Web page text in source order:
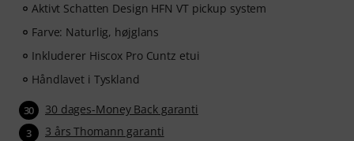
Aktivt Schatten Design HFN VT pickup system
Farve: Naturlig, højglans
Inkluderer Hiscox Pro Cuntz etui
Håndlavet i Tyskland
30 30 dages-Money Back garanti
3 3 års Thomann garanti